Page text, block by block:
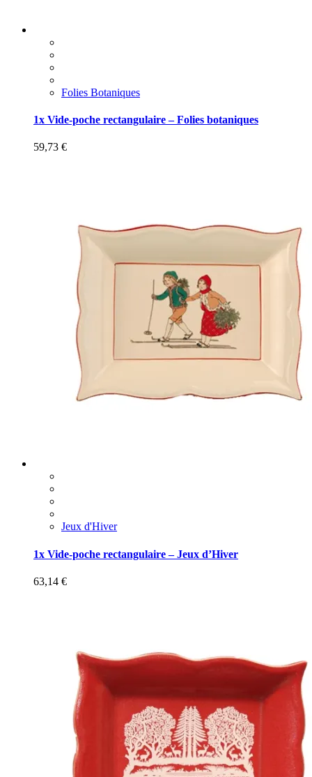
Folies Botaniques
1x Vide-poche rectangulaire – Folies botaniques
59,73 €
Jeux d'Hiver
1x Vide-poche rectangulaire – Jeux d’Hiver
63,14 €